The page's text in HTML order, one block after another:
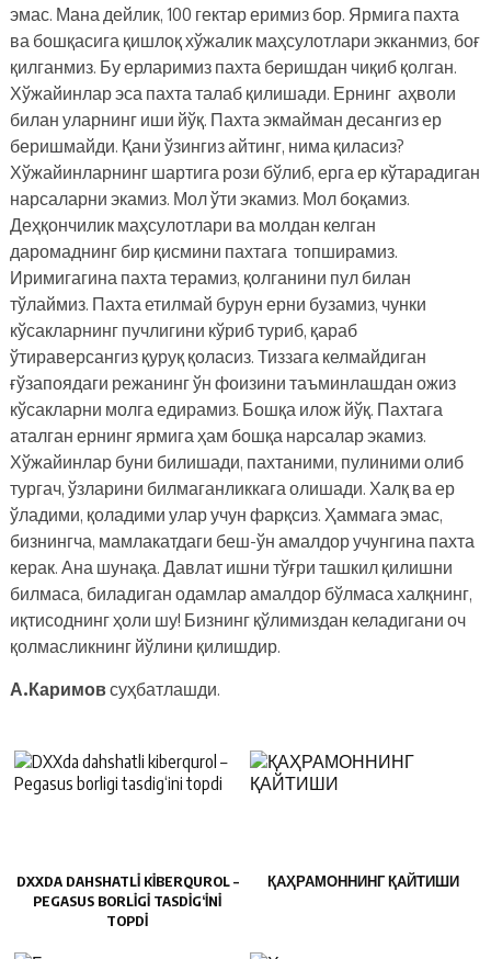
эмас. Мана дейлик, 100 гектар еримиз бор. Ярмига пахта
ва бошқасига қишлоқ хўжалик маҳсулотлари экканмиз, боғ
қилганмиз. Бу ерларимиз пахта беришдан чиқиб қолган.
Хўжайинлар эса пахта талаб қилишади. Ернинг аҳволи
билан уларнинг иши йўқ. Пахта экмайман десангиз ер
беришмайди. Қани ўзингиз айтинг, нима қиласиз?
Хўжайинларнинг шартига рози бўлиб, ерга ер кўтарадиган
нарсаларни экамиз. Мол ўти экамиз. Мол боқамиз.
Деҳқончилик маҳсулотлари ва молдан келган
даромаднинг бир қисмини пахтага топширамиз.
Иримигагина пахта терамиз, қолганини пул билан
тўлаймиз. Пахта етилмай бурун ерни бузамиз, чунки
кўсакларнинг пучлигини кўриб туриб, қараб
ўтираверсангиз қуруқ қоласиз. Тиззага келмайдиган
ғўзапоядаги режанинг ўн фоизини таъминлашдан ожиз
кўсакларни молга едирамиз. Бошқа илож йўқ. Пахтага
аталган ернинг ярмига ҳам бошқа нарсалар экамиз.
Хўжайинлар буни билишади, пахтаними, пулиними олиб
тургач, ўзларини билмаганликкага олишади. Халқ ва ер
ўладими, қоладими улар учун фарқсиз. Ҳаммага эмас,
бизнингча, мамлакатдаги беш-ўн амалдор учунгина пахта
керак. Ана шунақа. Давлат ишни тўғри ташкил қилишни
билмаса, биладиган одамлар амалдор бўлмаса халқнинг,
иқтисоднинг ҳоли шу! Бизнинг қўлимиздан келадигани оч
қолмасликнинг йўлини қилишдир.
А.Каримовсуҳбатлашди.
DXXDA DAHSHATLI KIBERQUROL –
PEGASUS BORLIGI TASDIG‘INI
TOPDI
ҚАҲРАМОННИНГ ҚАЙТИШИ